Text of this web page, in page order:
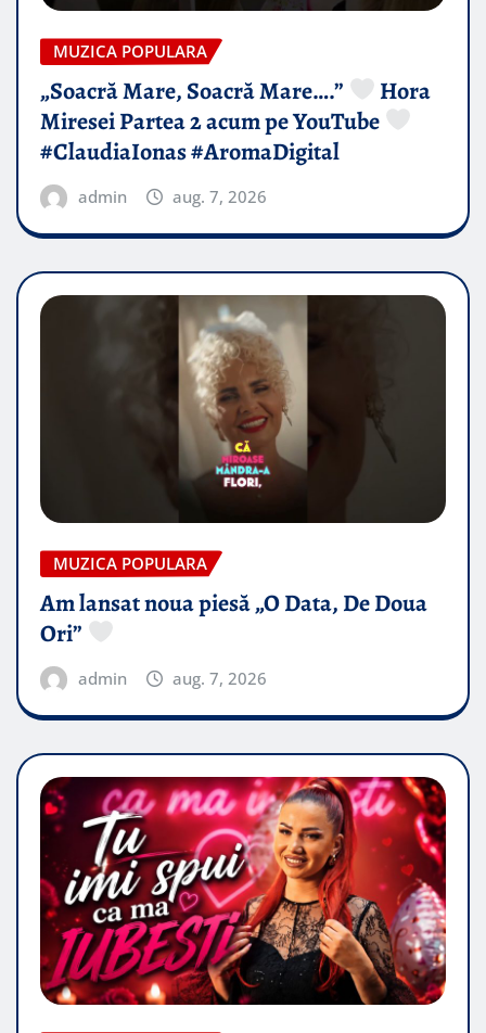
MUZICA POPULARA
„Soacră Mare, Soacră Mare….”
Hora
Miresei Partea 2 acum pe YouTube
#ClaudiaIonas #AromaDigital
admin aug. 7, 2026
MUZICA POPULARA
Am lansat noua piesă „O Data, De Doua
Ori”
admin aug. 7, 2026